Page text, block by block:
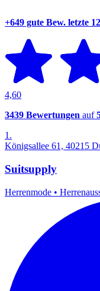
+649 gute Bew. letzte
4,60
3439 Bewertungen auf
1.
Königsallee 61, 40215
Suitsupply
Herrenmode •